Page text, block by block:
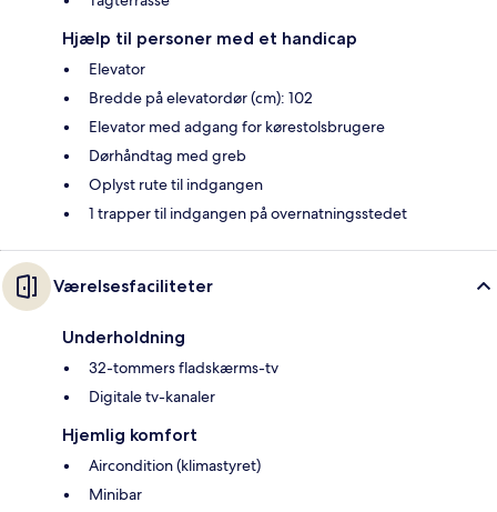
Hjælp til personer med et handicap
Elevator
Bredde på elevatordør (cm): 102
Elevator med adgang for kørestolsbrugere
Dørhåndtag med greb
Oplyst rute til indgangen
1 trapper til indgangen på overnatningsstedet
Værelsesfaciliteter
Underholdning
32-tommers fladskærms-tv
Digitale tv-kanaler
Hjemlig komfort
Aircondition (klimastyret)
Minibar